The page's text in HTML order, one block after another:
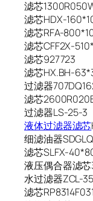
滤芯
滤芯HDX-
滤芯RFA-
滤芯CFF2X-
滤芯927723
滤芯HX.BH-
过滤器
滤芯
过滤器LS-25-3
液体过滤器滤芯
细滤油器
滤芯SLFX-
液压偶合器滤
水过滤器ZCL-
滤芯